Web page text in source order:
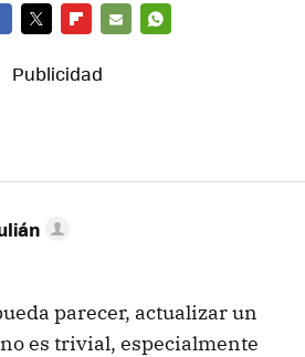
MAIL
parecer, actualizar un
es trivial, especialmente